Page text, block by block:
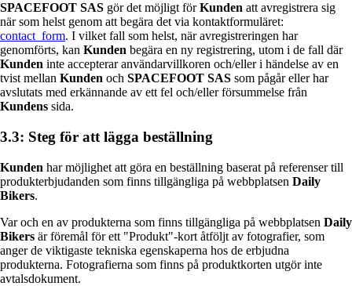
SPACEFOOT SAS gör det möjligt förKunden att avregistrera sig
när som helst genom att begära det via kontaktformuläret:
contact_form. I vilket fall som helst, när avregistreringen har
genomförts, kan Kunden begära en ny registrering, utom i de fall där
Kunden inte accepterar användarvillkoren och/eller i händelse av en
tvist mellan Kunden och SPACEFOOT SAS som pågår eller har
avslutats med erkännande av ett fel och/eller försummelse från
Kundens sida.
3.3: Steg för att lägga beställning
Kunden har möjlighet att göra en beställning baserat på referenser till
produkterbjudanden som finns tillgängliga på webbplatsen Daily
Bikers.
Var och en av produkterna som finns tillgängliga på webbplatsen Daily
Bikers är föremål för ett "Produkt"-kort åtföljt av fotografier, som
anger de viktigaste tekniska egenskaperna hos de erbjudna
produkterna. Fotografierna som finns på produktkorten utgör inte
avtalsdokument.